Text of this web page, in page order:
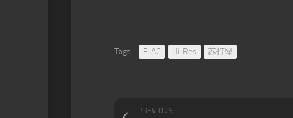
Tags: FLAC Hi-Res 苏打绿
PREVIOUS